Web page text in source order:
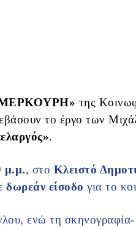
της
το έργο των
.
μ.μ., στο Κλειστό
δωρεάν είσοδο για το
ενώ τη σκηνογραφία-